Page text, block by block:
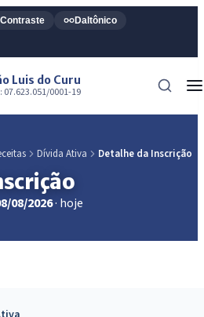
Contraste Daltônico
Luis do Curu
07.623.051/0001-19
Dívida Ativa Detalhe da Inscrição
08/2026· hoje